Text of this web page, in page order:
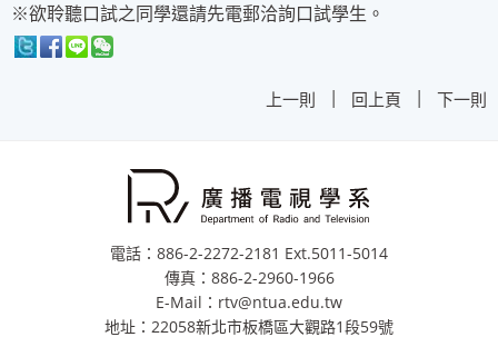
※欲聆聽口試之同學還請先電郵洽詢口試學生。
上一則 | 回上頁 | 下一則
電話：886-2-2272-2181 Ext.5011-5014
傳真：886-2-2960-1966
E-Mail：rtv@ntua.edu.tw
地址：22058新北市板橋區大觀路1段59號